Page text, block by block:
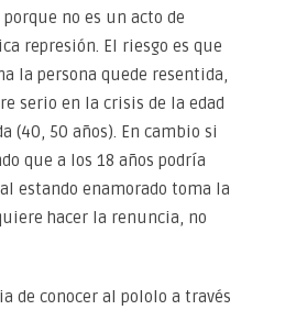
no es un acto de
represión. El riesgo es que
la persona quede resentida,
serio en la crisis de la edad
(40, 50 años). En cambio si
que a los 18 años podría
estando enamorado toma la
hacer la renuncia, no
de conocer al pololo a través